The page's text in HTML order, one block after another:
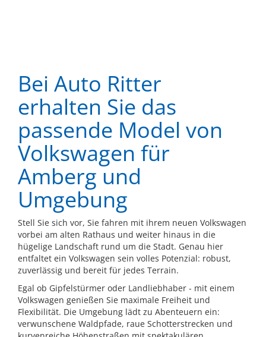
Bei Auto Ritter
erhalten Sie das
passende Model von
Volkswagen für
Amberg und
Umgebung
Stell Sie sich vor, Sie fahren mit ihrem neuen Volkswagen
vorbei am alten Rathaus und weiter hinaus in die
hügelige Landschaft rund um die Stadt. Genau hier
entfaltet ein Volkswagen sein volles Potenzial: robust,
zuverlässig und bereit für jedes Terrain.
Egal ob Gipfelstürmer oder Landliebhaber - mit einem
Volkswagen genießen Sie maximale Freiheit und
Flexibilität. Die Umgebung lädt zu Abenteuern ein:
verwunschene Waldpfade, raue Schotterstrecken und